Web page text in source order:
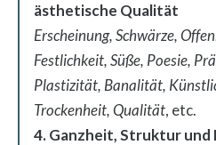
ästhetische Qualität
Erscheinung, Schwärze,
Festlichkeit, Süße, Poesie,
Plastizität, Banalität,
Trockenheit, Qualität, etc.
4. Ganzheit, Struktur